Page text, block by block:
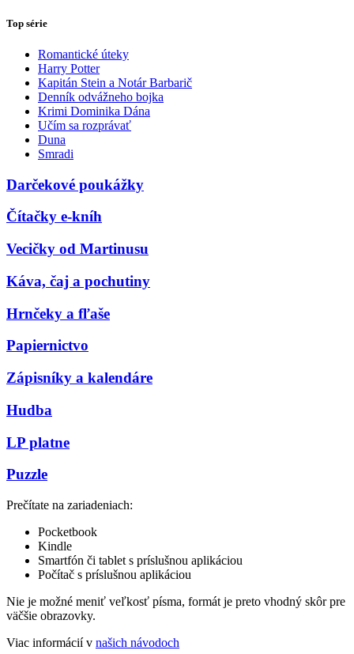
Top série
Romantické úteky
Harry Potter
Kapitán Stein a Notár Barbarič
Denník odvážneho bojka
Krimi Dominika Dána
Učím sa rozprávať
Duna
Smradi
Darčekové poukážky
Čítačky e-kníh
Vecičky od Martinusu
Káva, čaj a pochutiny
Hrnčeky a fľaše
Papiernictvo
Zápisníky a kalendáre
Hudba
LP platne
Puzzle
Prečítate na zariadeniach:
Pocketbook
Kindle
Smartfón či tablet s príslušnou aplikáciou
Počítač s príslušnou aplikáciou
Nie je možné meniť veľkosť písma, formát je preto vhodný skôr pre
väčšie obrazovky.
Viac informácií v našich návodoch